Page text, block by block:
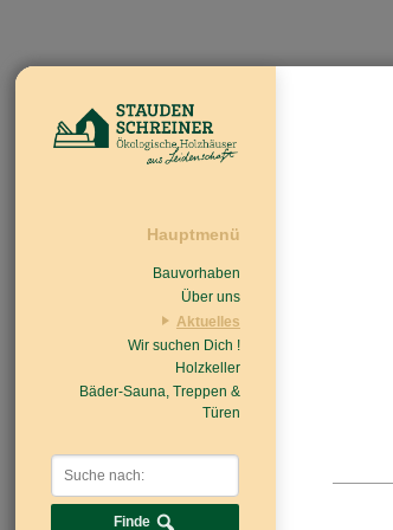
Hauptmenü
Bauvorhaben
Über uns
Aktuelles
Beiträge
Nachrichten/Einzug
Wir suchen Dich !
Holzkeller
Bäder-Sauna, Treppen &
Türen
Finde